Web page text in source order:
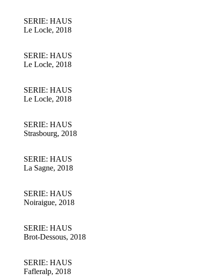
SERIE: HAUS
Le Locle, 2018
SERIE: HAUS
Le Locle, 2018
SERIE: HAUS
Le Locle, 2018
SERIE: HAUS
Strasbourg, 2018
SERIE: HAUS
La Sagne, 2018
SERIE: HAUS
Noiraigue, 2018
SERIE: HAUS
Brot-Dessous, 2018
SERIE: HAUS
Fafleralp, 2018